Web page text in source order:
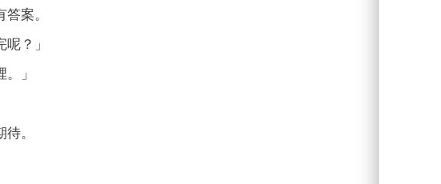
案。
？」
」
。